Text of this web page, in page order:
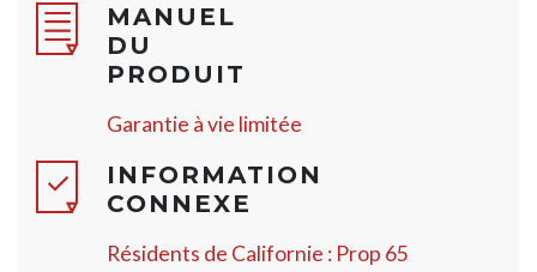
MANUEL
DU
PRODUIT
Garantie à vie limitée
INFORMATION
CONNEXE
Résidents de Californie : Prop 65